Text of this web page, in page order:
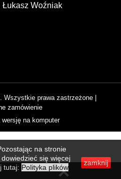
na stronie
się więcej
tutaj: Polityka plików
zamknij
Łukasz Woźniak
Wszystkie prawa zastrzeżone
zamówienie
wersję na komputer